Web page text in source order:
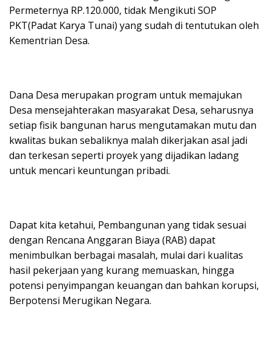
Permeternya RP.120.000, tidak Mengikuti SOP
PKT(Padat Karya Tunai) yang sudah di tentutukan oleh
Kementrian Desa.
Dana Desa merupakan program untuk memajukan
Desa mensejahterakan masyarakat Desa, seharusnya
setiap fisik bangunan harus mengutamakan mutu dan
kwalitas bukan sebaliknya malah dikerjakan asal jadi
dan terkesan seperti proyek yang dijadikan ladang
untuk mencari keuntungan pribadi.
Dapat kita ketahui, Pembangunan yang tidak sesuai
dengan Rencana Anggaran Biaya (RAB) dapat
menimbulkan berbagai masalah, mulai dari kualitas
hasil pekerjaan yang kurang memuaskan, hingga
potensi penyimpangan keuangan dan bahkan korupsi,
Berpotensi Merugikan Negara.